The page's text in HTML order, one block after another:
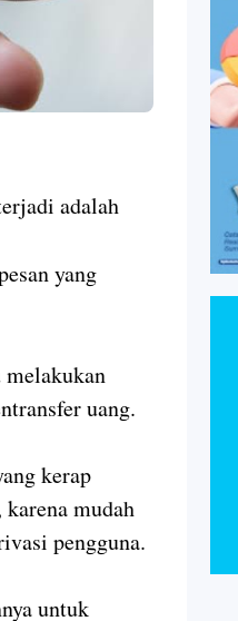
adalah
yang
uang.
kerap
mudah
pengguna.
untuk